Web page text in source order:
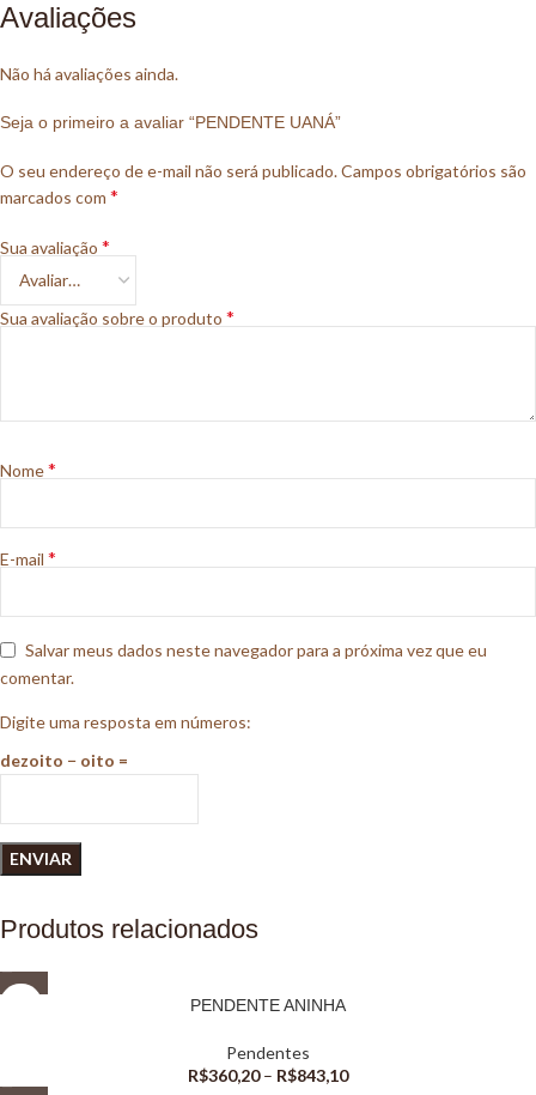
Avaliações
Não há avaliações ainda.
Seja o primeiro a avaliar “PENDENTE UANÁ”
O seu endereço de e-mail não será publicado.Campos obrigatórios são
marcados com *
Sua avaliação *
Sua avaliação sobre o produto *
Nome*
E-mail *
Salvar meus dados neste navegador para a próxima vez que eu
comentar.
Digite uma resposta em números:
dezoito − oito =
Produtos relacionados
PENDENTE ANINHA
Pendentes
R$360,20 – R$843,10